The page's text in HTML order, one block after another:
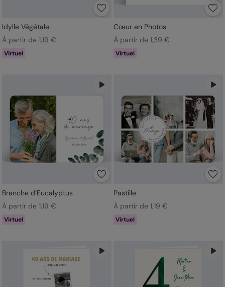
Idylle Végétale
À partir de 1,19 €
Virtuel
Cœur en Photos
À partir de 1,39 €
Virtuel
Branche d’Eucalyptus
À partir de 1,19 €
Virtuel
Pastille
À partir de 1,19 €
Virtuel